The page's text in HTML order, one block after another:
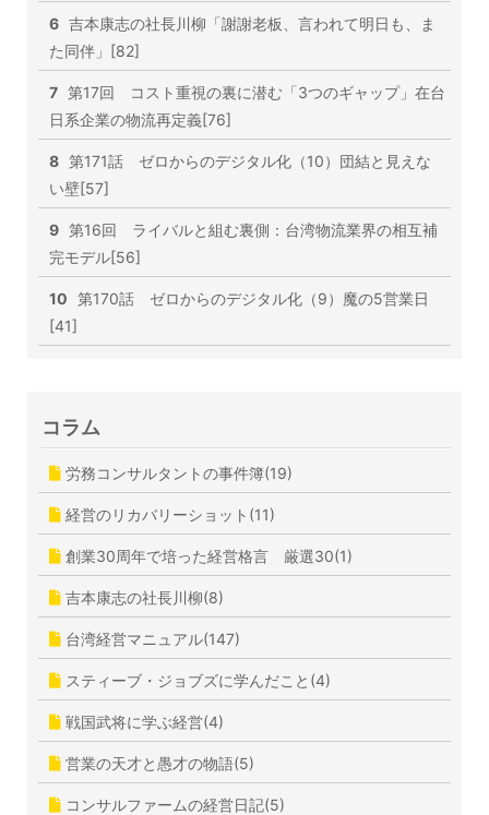
6 吉本康志の社長川柳「謝謝老板、言われて明日も、ま
た同伴」[82]
7 第17回 コスト重視の裏に潜む「3つのギャップ」在台
日系企業の物流再定義[76]
8 第171話 ゼロからのデジタル化（10）団結と見えな
い壁[57]
9 第16回 ライバルと組む裏側：台湾物流業界の相互補
完モデル[56]
10 第170話 ゼロからのデジタル化（9）魔の5営業日
[41]
コラム
労務コンサルタントの事件簿(19)
経営のリカバリーショット(11)
創業30周年で培った経営格言 厳選30(1)
吉本康志の社長川柳(8)
台湾経営マニュアル(147)
スティーブ・ジョブズに学んだこと(4)
戦国武将に学ぶ経営(4)
営業の天才と愚才の物語(5)
コンサルファームの経営日記(5)